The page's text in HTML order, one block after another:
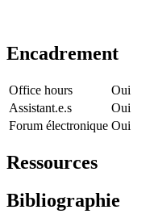
Encadrement
Office hours
Oui
Assistant.e.s
Oui
Forum électronique Oui
Ressources
Bibliographie